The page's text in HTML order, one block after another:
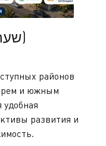
Шаар ха-Алия (שער העלייה)
районов
и южным
удобная
развития и